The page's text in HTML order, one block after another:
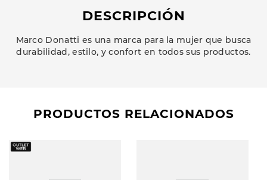
DESCRIPCIÓN
Marco Donatti es una marca para la mujer que busca
durabilidad, estilo, y confort en todos sus productos.
PRODUCTOS RELACIONADOS